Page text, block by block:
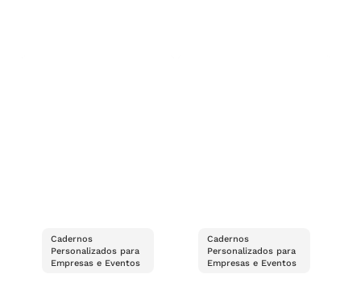
Cadernos
Personalizados para
Empresas e Eventos
Cadernos
Personalizados para
Empresas e Eventos